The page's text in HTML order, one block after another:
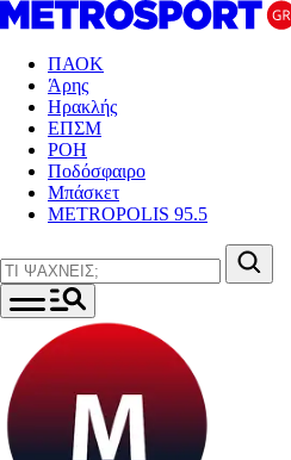
ΠΑΟΚ
Άρης
Ηρακλής
ΕΠΣΜ
ΡΟΗ
Ποδόσφαιρο
Μπάσκετ
METROPOLIS 95.5